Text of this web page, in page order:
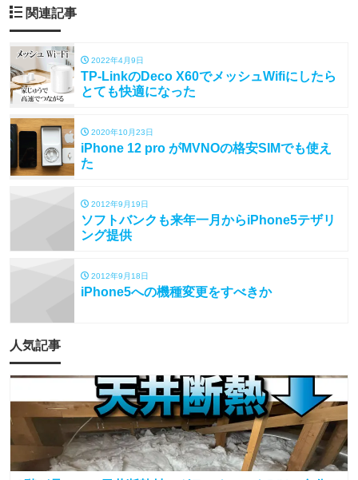
関連記事
2022年4月9日
TP-LinkのDeco X60でメッシュWifiにしたら
とても快適になった
2020年10月23日
iPhone 12 pro がMVNOの格安SIMでも使え
た
2012年9月19日
ソフトバンクも来年一月からiPhone5テザリ
ング提供
2012年9月18日
iPhone5への機種変更をすべきか
人気記事